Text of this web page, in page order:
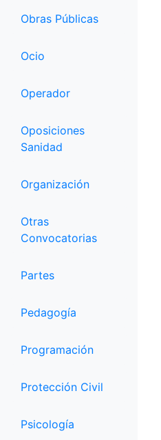
Obras Públicas
Ocio
Operador
Oposiciones
Sanidad
Organización
Otras
Convocatorias
Partes
Pedagogía
Programación
Protección Civil
Psicología